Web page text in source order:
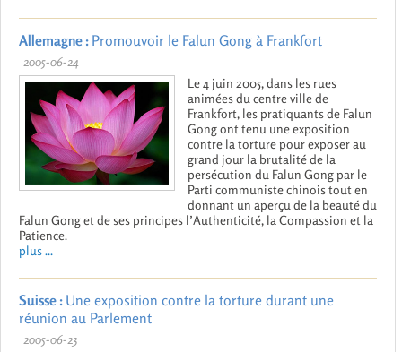
Allemagne : Promouvoir le Falun Gong à Frankfort
2005-06-24
Le 4 juin 2005, dans les rues
animées du centre ville de
Frankfort, les pratiquants de Falun
Gong ont tenu une exposition
contre la torture pour exposer au
grand jour la brutalité de la
persécution du Falun Gong par le
Parti communiste chinois tout en
donnant un aperçu de la beauté du
Falun Gong et de ses principes l’Authenticité, la Compassion et la
Patience.
plus ...
Suisse : Une exposition contre la torture durant une
réunion au Parlement
2005-06-23